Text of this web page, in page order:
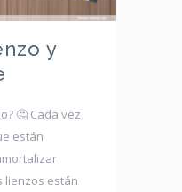
y
🤔 Cada vez
están
lienzos están